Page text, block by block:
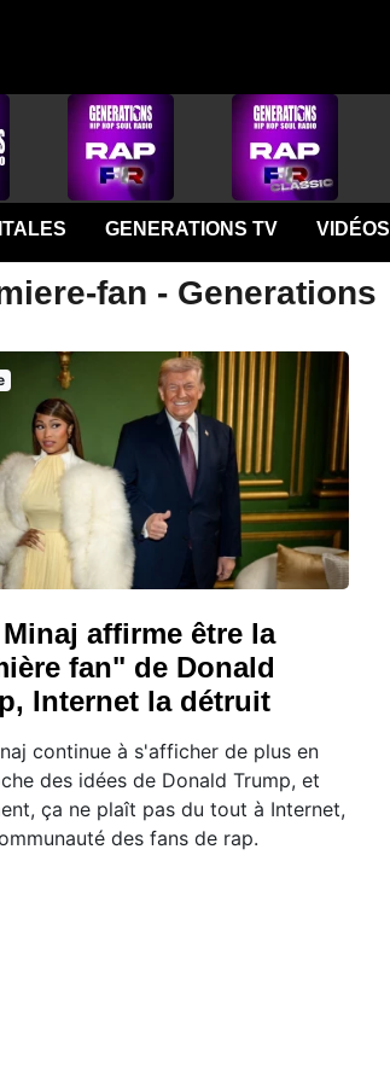
GENERATIONS TV VIDÉOS
fan - Generations
affirme être la
fan" de Donald
Internet la détruit
continue à s'afficher de plus en
des idées de Donald Trump, et
ça ne plaît pas du tout à Internet,
des fans de rap.